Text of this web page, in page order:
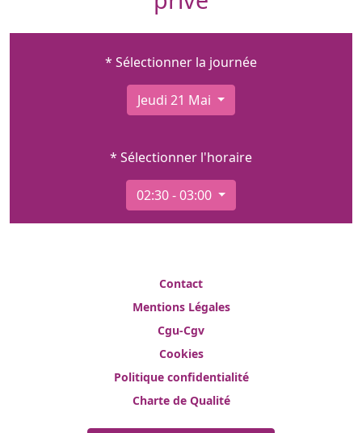
* Sélectionner la journée
Jeudi 21 Mai
* Sélectionner l'horaire
02:30 - 03:00
Contact
Mentions Légales
Cgu-Cgv
Cookies
Politique confidentialité
Charte de Qualité